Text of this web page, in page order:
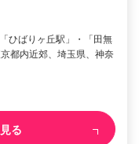
ひばりヶ丘駅」・「田無
都内近郊、埼玉県、神奈
る